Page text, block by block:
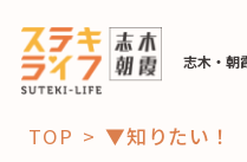
志木・朝
TOP ▼知りたい！